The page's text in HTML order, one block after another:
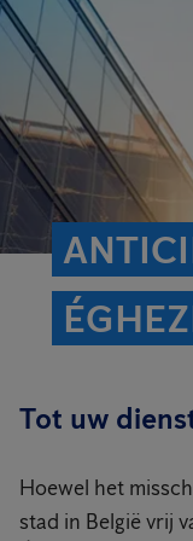
Tot uw
Hoewel het
stad in België vrij